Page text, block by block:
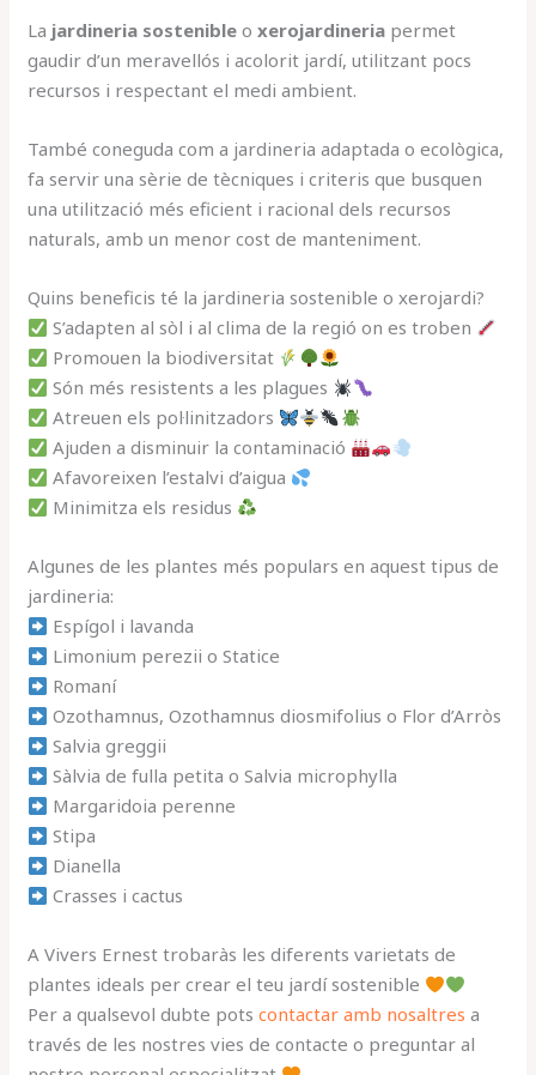
La jardineria sostenible oxerojardineria permet
gaudir d’un meravellós i acolorit jardí, utilitzant pocs
recursos i respectant el medi ambient.
També coneguda com a jardineria adaptada o ecològica,
fa servir una sèrie de tècniques i criteris que busquen
una utilització més eficient i racional dels recursos
naturals, amb un menor cost de manteniment.
Quins beneficis té la jardineria sostenible o xerojardi?
S’adapten al sòl i al clima de la regió on es troben
Promouen la biodiversitat
Són més resistents a les plagues
Atreuen els pol·linitzadors
Ajuden a disminuir la contaminació
Afavoreixen l’estalvi d’aigua
Minimitza els residus
Algunes de les plantes més populars en aquest tipus de
jardineria:
Espígol i lavanda
Limonium perezii o Statice
Romaní
Ozothamnus, Ozothamnus diosmifolius o Flor d’Arròs
Salvia greggii
Sàlvia de fulla petita o Salvia microphylla
Margaridoia perenne
Stipa
Dianella
Crasses i cactus
A Vivers Ernest trobaràs les diferents varietats de
plantes ideals per crear el teu jardí sostenible
Per a qualsevol dubte potscontactar amb nosaltresa
través de les nostres vies de contacte o preguntar al